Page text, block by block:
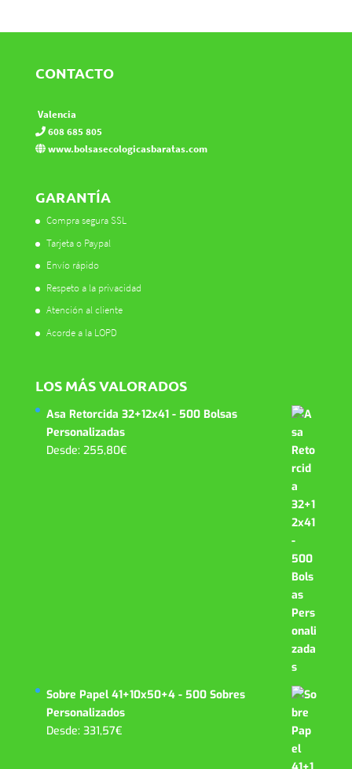
CONTACTO
Valencia
608 685 805
www.bolsasecologicasbaratas.com
GARANTÍA
Compra segura SSL
Tarjeta o Paypal
Envío rápido
Respeto a la privacidad
Atención al cliente
Acorde a la LOPD
LOS MÁS VALORADOS
Asa Retorcida 32+12x41 - 500 Bolsas
Personalizadas
Desde: 255,80€
Sobre Papel 41+10x50+4 - 500 Sobres
Personalizados
Desde: 331,57€